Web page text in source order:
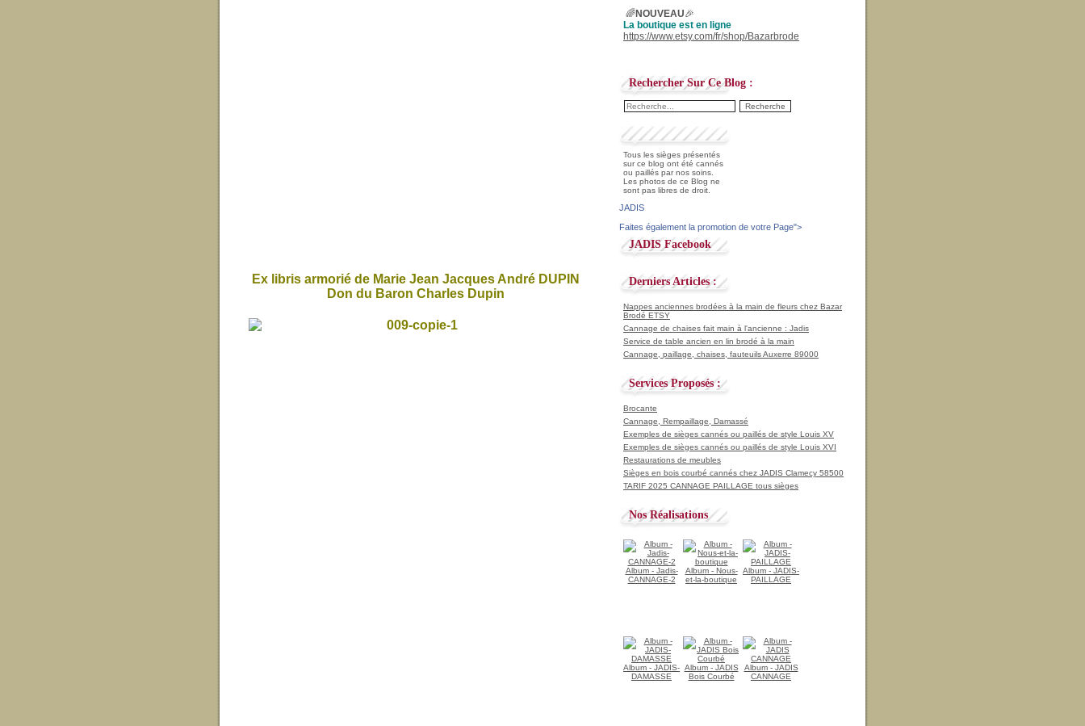
Ex libris armorié de Marie Jean Jacques André DUPIN
Don du Baron Charles Dupin
🌈NOUVEAU🎉
La boutique est en ligne
https://www.etsy.com/fr/shop/Bazarbrode
Rechercher Sur Ce Blog :
Tous les sièges présentés
sur ce blog ont été cannés
ou paillés par nos soins.
Les photos de ce Blog ne
sont pas libres de droit.
JADIS
Faites également la promotion de votre Page">
JADIS Facebook
Derniers Articles :
Nappes anciennes brodées à la main de fleurs chez Bazar
Brodé ETSY
Cannage de chaises fait main à l'ancienne : Jadis
Service de table ancien en lin brodé à la main
Cannage, paillage, chaises, fauteuils Auxerre 89000
Services Proposés :
Brocante
Cannage, Rempaillage, Damassé
Exemples de sièges cannés ou paillés de style Louis XV
Exemples de sièges cannés ou paillés de style Louis XVI
Restaurations de meubles
Sièges en bois courbé cannés chez JADIS Clamecy 58500
TARIF 2025 CANNAGE PAILLAGE tous sièges
Nos Réalisations
Album - Jadis-
CANNAGE-2
Album - Nous-
et-la-boutique
Album - JADIS-
PAILLAGE
Album - JADIS-
DAMASSE
Album - JADIS
Bois Courbé
Album - JADIS
CANNAGE